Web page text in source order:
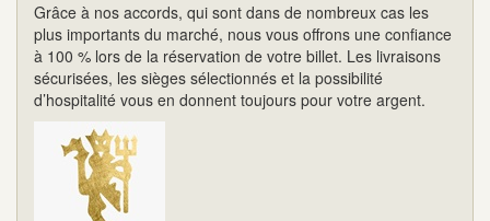
Grâce à nos accords, qui sont dans de nombreux cas les
plus importants du marché, nous vous offrons une confiance
à 100 % lors de la réservation de votre billet. Les livraisons
sécurisées, les sièges sélectionnés et la possibilité
d’hospitalité vous en donnent toujours pour votre argent.